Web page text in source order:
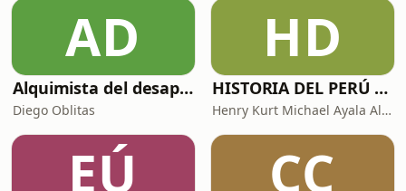
AD
Alquimista del desapego
Diego Oblitas
HD
HISTORIA DEL PERÚ Y EL MUNDO
Henry Kurt Michael Ayala Alva
EÚ CC